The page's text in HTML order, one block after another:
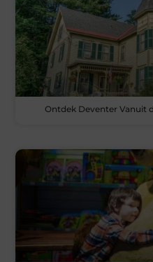
Ontdek Deventer Vanuit